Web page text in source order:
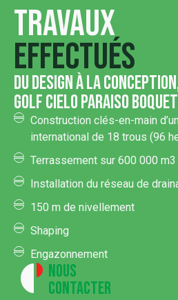
Travaux
effectués
du design à la
golf Cielo Paraiso
Construction clés-en-main
international de 18 trous (96
Terrassement sur 600 000 m3
Installation du réseau de
150 m de nivellement
Shaping
Engazonnement
Nous
contacter